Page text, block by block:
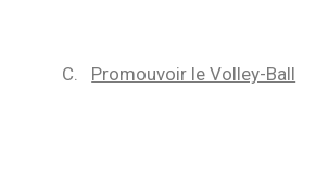
C. Promouvoir le Volley-Ball